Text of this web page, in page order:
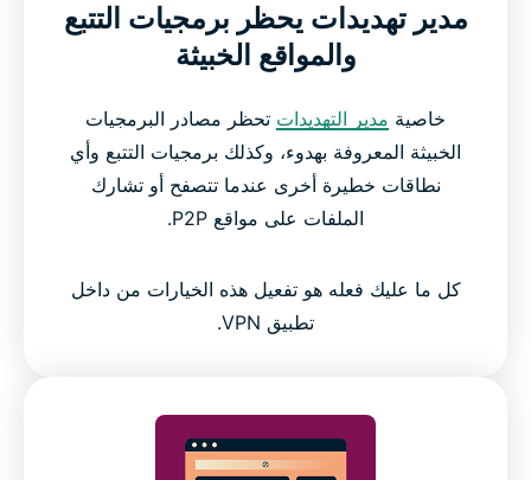
مدير تهديدات يحظر برمجيات التتبع
والمواقع الخبيثة
خاصية مدير التهديدات تحظر مصادر البرمجيات
الخبيثة المعروفة بهدوء، وكذلك برمجيات التتبع وأي
نطاقات خطيرة أخرى عندما تتصفح أو تشارك
الملفات على مواقع P2P.
كل ما عليك فعله هو تفعيل هذه الخيارات من داخل
تطبيق VPN.